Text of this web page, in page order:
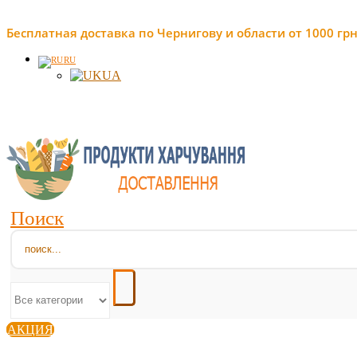
Бесплатная доставка по Чернигову и области от 1000
RU
UA
Поиск
АКЦИЯ